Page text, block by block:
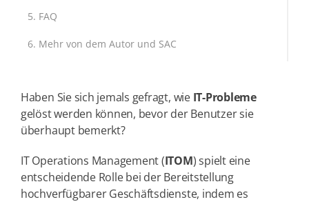
FAQ
Mehr von dem Autor und SAC
Haben Sie sich jemals gefragt, wie IT-Probleme
gelöst werden können, bevor der Benutzer sie
überhaupt bemerkt?
IT Operations Management (ITOM) spielt eine
entscheidende Rolle bei der Bereitstellung
hochverfügbarer Geschäftsdienste, indem es